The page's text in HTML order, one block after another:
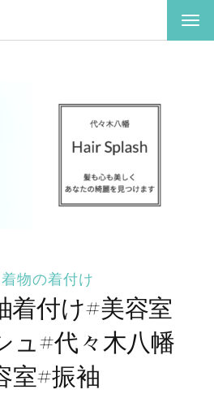
ナ
ゲ
着物の着付け
着付け#美容室
ュ#代々木八幡
室#振袖